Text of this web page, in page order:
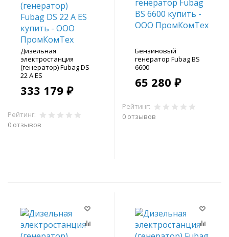
Дизельная
электростанция
(генератор) Fubag DS
22 A ES
333 179 ₽
Рейтинг:
0 отзывов
Бензиновый
генератор Fubag BS
6600
65 280 ₽
Рейтинг:
0 отзывов